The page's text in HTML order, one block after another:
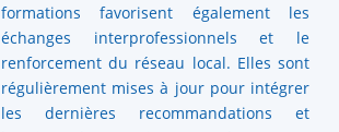
formations favorisent également les
échanges interprofessionnels et le
renforcement du réseau local. Elles sont
régulièrement mises à jour pour intégrer
les dernières recommandations et